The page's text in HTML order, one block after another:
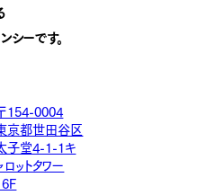
シーです。
154-0004
京都世田谷区
子堂4-1-1キ
ロットタワー